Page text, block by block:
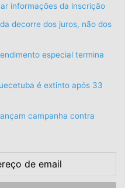
informações da inscrição
decorre dos juros, não dos
especial termina
é extinto após 33
campanha contra